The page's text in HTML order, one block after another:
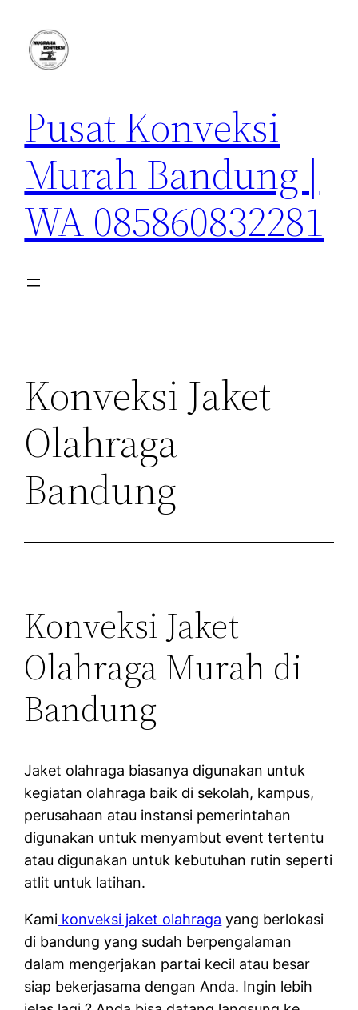
konten
Pusat Konveksi
Murah Bandung |
WA 085860832281
Konveksi Jaket
Olahraga
Bandung
Konveksi Jaket
Olahraga Murah di
Bandung
Jaket olahraga biasanya digunakan untuk
kegiatan olahraga baik di sekolah, kampus,
perusahaan atau instansi pemerintahan
digunakan untuk menyambut event tertentu
atau digunakan untuk kebutuhan rutin seperti
atlit untuk latihan.
Kami konveksi jaket olahraga yang berlokasi
di bandung yang sudah berpengalaman
dalam mengerjakan partai kecil atau besar
siap bekerjasama dengan Anda. Ingin lebih